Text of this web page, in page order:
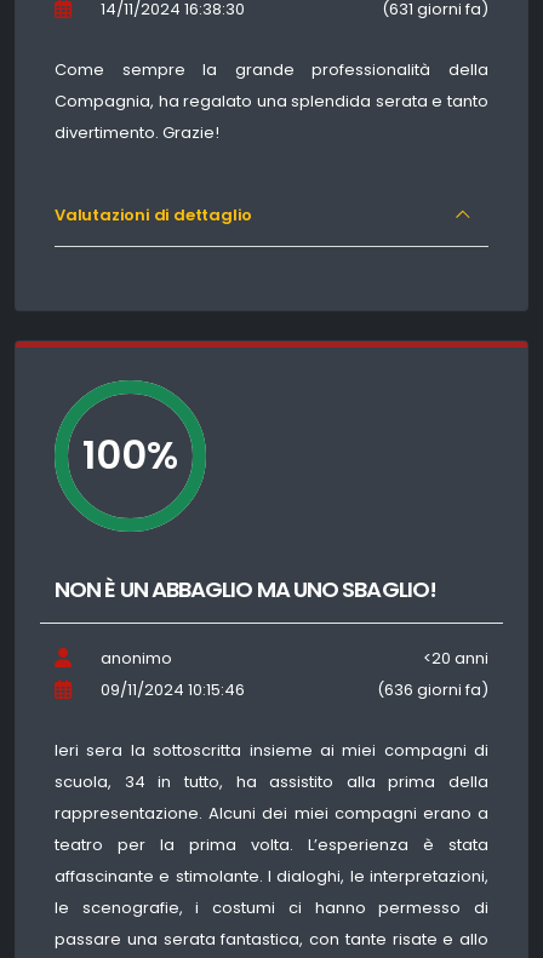
14/11/2024 16:38:30 (631 giorni fa)
Come sempre la grande professionalità della
Compagnia, ha regalato una splendida serata e tanto
divertimento. Grazie!
Valutazioni di dettaglio
100%
NON È UN ABBAGLIO MA UNO SBAGLIO!
anonimo
<20 anni
09/11/2024 10:15:46
(636 giorni fa)
Ieri sera la sottoscritta insieme ai miei compagni di
scuola, 34 in tutto, ha assistito alla prima della
rappresentazione. Alcuni dei miei compagni erano a
teatro per la prima volta. L’esperienza è stata
affascinante e stimolante. I dialoghi, le interpretazioni,
le scenografie, i costumi ci hanno permesso di
passare una serata fantastica, con tante risate e allo